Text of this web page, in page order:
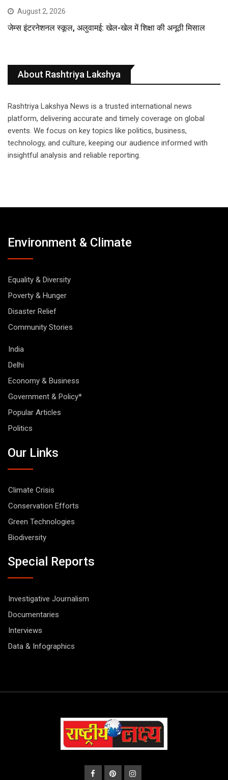
August 2, 2026
जेम्स इंटरनेशनल स्कूल, अलुवामई: खेल-खेल में शिक्षा की अनूठी मिसाल
About Rashtriya Lakshya
Rashtriya Lakshya News is a trusted international news
platform, delivering accurate and timely coverage on global
events. We focus on key topics like politics, business,
technology, and culture, keeping our audience informed with
insightful analysis and reliable reporting.
Environment & Climate
Equality & Diversity
Poverty & Hunger
Disaster Relief
Community Stories
India
Delhi
Economy & Business
Government & Policy*
Popular Articles
Politics
Our Links
Climate Crisis
Conservation Efforts
Green Technologies
Biodiversity
Special Reports
Investigative Journalism
Documentaries
Interviews
Data & Infographics